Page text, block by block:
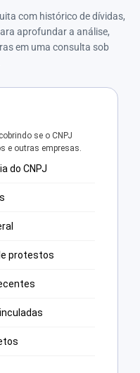
com histórico de dívidas,
aprofundar a análise,
em uma consulta sob
se o CNPJ
e outras empresas.
do CNPJ
protestos